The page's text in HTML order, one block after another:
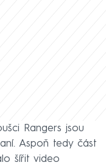
Rangers jsou
Aspoň tedy část
šířit video